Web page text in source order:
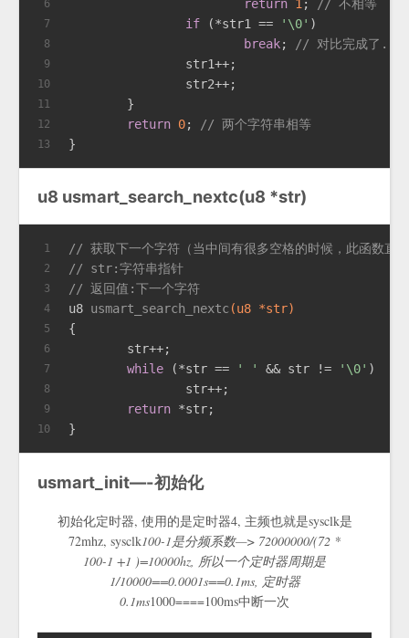
6
7
8
9
10
11
12
13
return 1;
// 不相等
if (*str1 == '\0' )
break;
// 对比完成了.
		str1++;
		str2++;
	}
return 0;
// 两个字符串相等
}
u8 usmart_search_nextc(u8 *str)
1
2
3
4
5
6
7
8
9
10
// 获取下一个字符（当中间有很多空格的时候，此函数直
// str:字符串指针
// 返回值:下一个字符
u8 usmart_search_nextc(u8 *str)
{
	str++;
while (*str == ' ' && str != '\0' )
		str++;
return *str;
}
usmart_init—-初始化
初始化定时器, 使用的是定时器4, 主频也就是sysclk是
72mhz, sysclk100-1是分频系数—> 72000000/(72 *
100-1 +1 )=10000hz, 所以一个定时器周期是
1/10000==0.0001s==0.1ms, 定时器
0.1ms1000====100ms中断一次